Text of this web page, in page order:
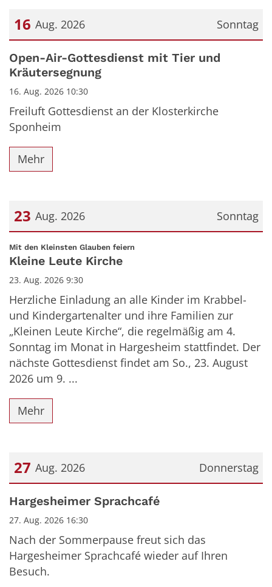
Sonntag
16 Aug. 2026
Datum: 16. August 2026
Open-Air-Gottesdienst mit Tier und
Kräutersegnung
16. Aug. 2026 10:30
Freiluft Gottesdienst an der Klosterkirche
Sponheim
Mehr
Sonntag
23 Aug. 2026
Datum: 23. August 2026
Mit den Kleinsten Glauben feiern
Kleine Leute Kirche
23. Aug. 2026 9:30
Herzliche Einladung an alle Kinder im Krabbel-
und Kindergartenalter und ihre Familien zur
„Kleinen Leute Kirche“, die regelmäßig am 4.
Sonntag im Monat in Hargesheim stattfindet. Der
nächste Gottesdienst findet am So., 23. August
2026 um 9. ...
Mehr
Donnerstag
27 Aug. 2026
Datum: 27. August 2026
Hargesheimer Sprachcafé
27. Aug. 2026 16:30
Nach der Sommerpause freut sich das
Hargesheimer Sprachcafé wieder auf Ihren
Besuch.